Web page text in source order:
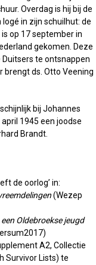
Overdag is hij bij de
in zijn schuilhut: de
is op 17 september in
gekomen. Deze
te ontsnappen
brengt ds. Otto Veening
bij Johannes
1945 een joodse
Brandt.
de oorlog’ in:
(Wezep
Oldebroekse jeugd
A2, Collectie
Survivor Lists) te